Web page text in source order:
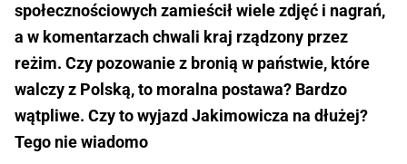
społecznościowych zamieścił wiele zdjęć i nagrań,
a w komentarzach chwali kraj rządzony przez
reżim. Czy pozowanie z bronią w państwie, które
walczy z Polską, to moralna postawa? Bardzo
wątpliwe. Czy to wyjazd Jakimowicza na dłużej?
Tego nie wiadomo